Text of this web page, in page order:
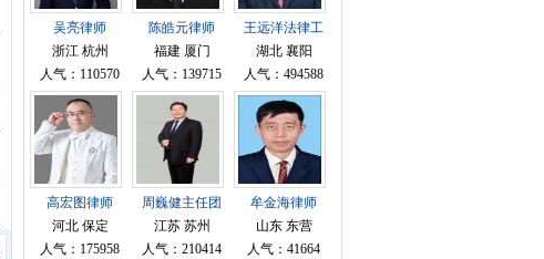
吴亮律师
浙江 杭州
人气：110570
陈皓元律师
福建 厦门
人气：139715
王远洋法律工
作者律师
湖北 襄阳
人气：494588
高宏图律师
河北 保定
人气：175958
周巍健主任团
队律师
江苏 苏州
人气：210414
牟金海律师
山东 东营
人气：41664